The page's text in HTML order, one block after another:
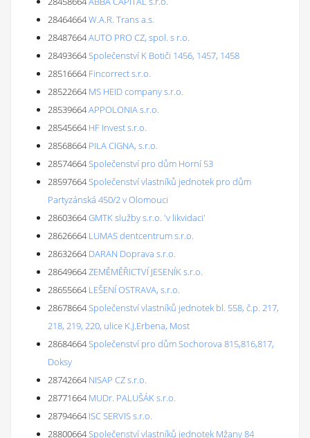
28464664W.A.R. Trans a.s.
28487664AUTO PRO CZ, spol. s r.o.
28493664Společenství K Botiči 1456, 1457, 1458
28516664 Fincorrect s.r.o.
28522664 MS HEID company s.r.o.
28539664APPOLONIA s.r.o.
28545664 HF Invest s.r.o.
28568664 PILA CIGNA, s.r.o.
28574664Společenství pro dům Horní 53
28597664Společenství vlastníků jednotek pro dům
Partyzánská 450/2 v Olomouci
28603664GMTK služby s.r.o. 'v likvidaci'
28626664 LUMAS dentcentrum s.r.o.
28632664 DARAN Doprava s.r.o.
28649664ZEMĚMĚŘICTVÍ JESENÍK s.r.o.
28655664 LEŠENÍ OSTRAVA, s.r.o.
28678664Společenství vlastníků jednotek bl. 558, č.p. 217,
218, 219, 220, ulice K.J.Erbena, Most
28684664Společenství pro dům Sochorova 815,816,817,
Doksy
28742664 NISAP CZ s.r.o.
28771664 MUDr. PALUŠÁK s.r.o.
28794664 ISC SERVIS s.r.o.
28800664Společenství vlastníků jednotek Mžany 84